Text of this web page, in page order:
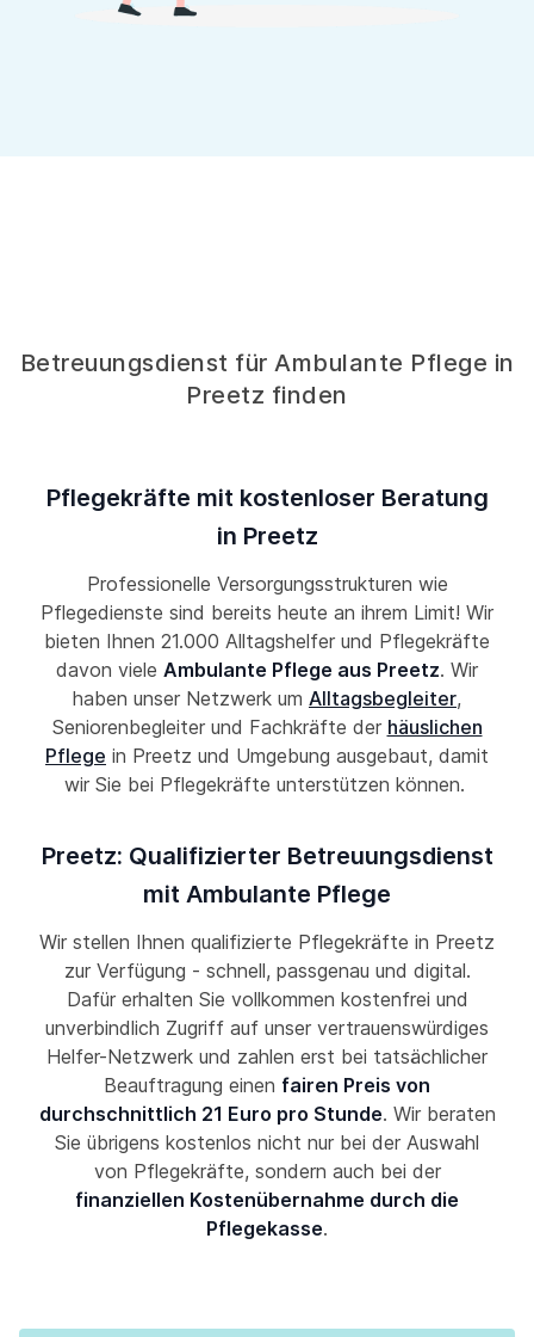
Betreuungsdienst für Ambulante Pflege in
Preetz finden
Pflegekräfte mit kostenloser Beratung
in Preetz
Professionelle Versorgungsstrukturen wie
Pflegedienste sind bereits heute an ihrem Limit! Wir
bieten Ihnen 21.000 Alltagshelfer und Pflegekräfte
davon viele Ambulante Pflege aus Preetz. Wir
haben unser Netzwerk um Alltagsbegleiter,
Seniorenbegleiter und Fachkräfte der häuslichen
Pflege in Preetz und Umgebung ausgebaut, damit
wir Sie bei Pflegekräfte unterstützen können.
Preetz: Qualifizierter Betreuungsdienst
mit Ambulante Pflege
Wir stellen Ihnen qualifizierte Pflegekräfte in Preetz
zur Verfügung - schnell, passgenau und digital.
Dafür erhalten Sie vollkommen kostenfrei und
unverbindlich Zugriff auf unser vertrauenswürdiges
Helfer-Netzwerk und zahlen erst bei tatsächlicher
Beauftragung einen fairen Preis von
durchschnittlich 21 Euro pro Stunde. Wir beraten
Sie übrigens kostenlos nicht nur bei der Auswahl
von Pflegekräfte, sondern auch bei der
finanziellen Kostenübernahme durch die
Pflegekasse.